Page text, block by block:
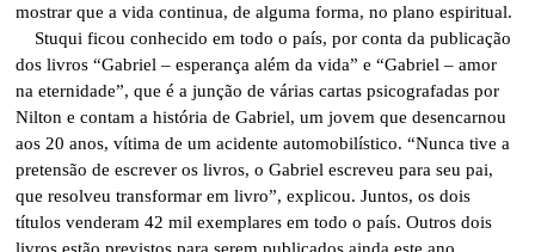
mostrar que a vida continua, de alguma forma, no plano espiritual.
Stuqui ficou conhecido em todo o país, por conta da publicação
dos livros “Gabriel – esperança além da vida” e “Gabriel – amor
na eternidade”, que é a junção de várias cartas psicografadas por
Nilton e contam a história de Gabriel, um jovem que desencarnou
aos 20 anos, vítima de um acidente automobilístico. “Nunca tive a
pretensão de escrever os livros, o Gabriel escreveu para seu pai,
que resolveu transformar em livro”, explicou. Juntos, os dois
títulos venderam 42 mil exemplares em todo o país. Outros dois